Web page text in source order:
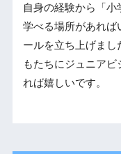
自身の経験から「
学べる場所があれば
ールを立ち上げま
もたちにジュニア
れば嬉しいです。